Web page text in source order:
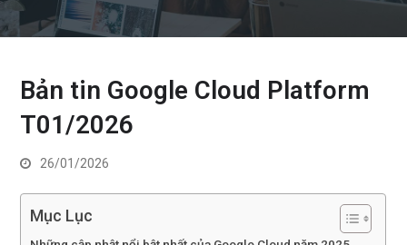
Bản tin Google Cloud Platform
T01/2026
26/01/2026
Mục Lục